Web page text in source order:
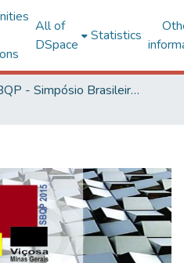
All of
DSpace
Statistics
SBQP - Simpósio Brasileiro de Qualidade do Projeto no Ambiente Construído